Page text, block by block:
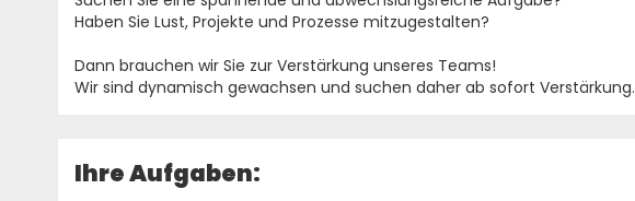
Haben Sie Lust, Projekte und Prozesse mitzugestalten?
Dann brauchen wir Sie zur Verstärkung unseres Teams!
Wir sind dynamisch gewachsen und suchen daher ab sofort Verstärkung.
Ihre Aufgaben: